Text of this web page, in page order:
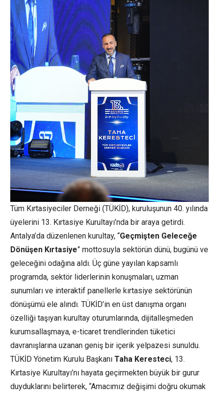
Tüm Kırtasiyeciler Derneği (TÜKİD), kuruluşunun 40. yılında
üyelerini 13. Kırtasiye Kurultayı’nda bir araya getirdi.
Antalya’da düzenlenen kurultay, “Geçmişten Geleceğe
Dönüşen Kırtasiye” mottosuyla sektörün dünü, bugünü ve
geleceğini odağına aldı. Üç güne yayılan kapsamlı
programda, sektör liderlerinin konuşmaları, uzman
sunumları ve interaktif panellerle kırtasiye sektörünün
dönüşümü ele alındı. TÜKİD’in en üst danışma organı
özelliği taşıyan kurultay oturumlarında, dijitalleşmeden
kurumsallaşmaya, e-ticaret trendlerinden tüketici
davranışlarına uzanan geniş bir içerik yelpazesi sunuldu.
TÜKİD Yönetim Kurulu Başkanı Taha Keresteci, 13.
Kırtasiye Kurultayı’nı hayata geçirmekten büyük bir gurur
duyduklarını belirterek, “Amacımız değişimi doğru okumak